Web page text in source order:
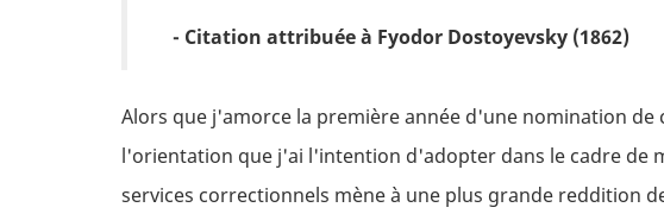
- Citation attribuée à Fyodor Dostoyevsky (1862)
Alors que j'amorce la première année d'une nomination
l'orientation que j'ai l'intention d'adopter dans le cadre de
services correctionnels mène à une plus grande reddition